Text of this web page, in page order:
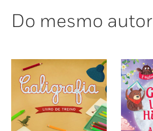
Do mesmo autor